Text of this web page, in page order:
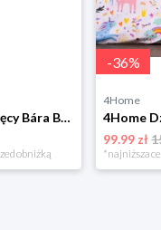
Bellatex Koc dziecięcy Bára Butterfly różowy, 75 x 100 cm
obniżką
-36%
4Home
99.99 zł
*najniższa